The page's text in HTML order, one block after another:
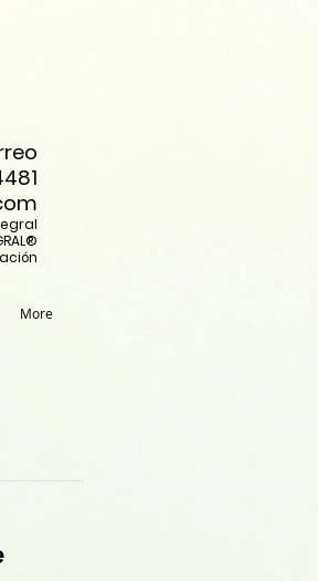
More